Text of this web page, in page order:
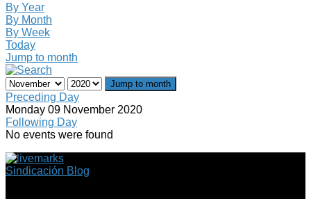
By Year
By Month
By Week
Today
Jump to month
Jump to month
Preceding Day
Monday 09 November 2020
Following Day
No events were found
Sindicación Blog